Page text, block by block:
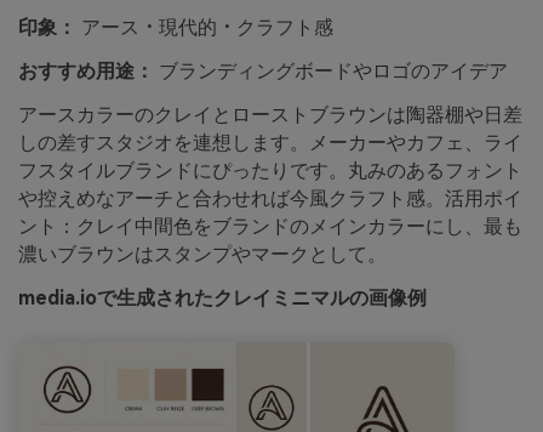
印象： アース・現代的・クラフト感
おすすめ用途： ブランディングボードやロゴのアイデア
アースカラーのクレイとローストブラウンは陶器棚や日差
しの差すスタジオを連想します。メーカーやカフェ、ライ
フスタイルブランドにぴったりです。丸みのあるフォント
や控えめなアーチと合わせれば今風クラフト感。活用ポイ
ント：クレイ中間色をブランドのメインカラーにし、最も
濃いブラウンはスタンプやマークとして。
media.ioで生成されたクレイミニマルの画像例